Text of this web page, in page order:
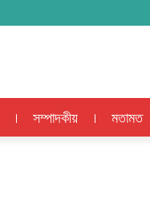
সম্পাদকীয় মতামত